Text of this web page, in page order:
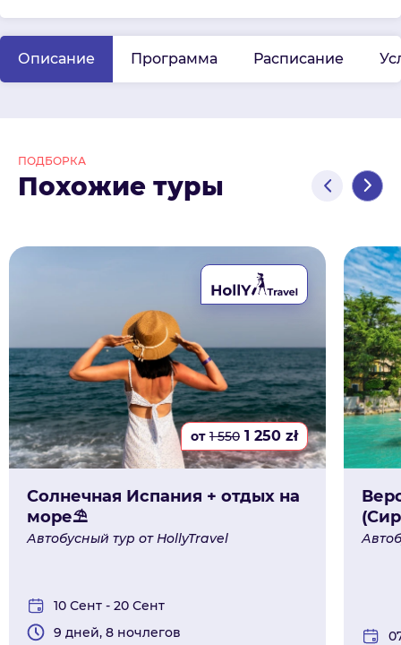
Описание Программа Расписание
ПОДБОРКА
Похожие туры
от 1 550 1 250 zł
Солнечная Испания + отдых на
море⛱
Автобусный тур от HollyTravel
10 Сент - 20 Сент
9 дней, 8 ночлегов